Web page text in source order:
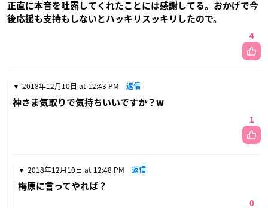
正直に本音を吐露してくれたことには感謝してる。おかげで今
後応援も支持もしないとハッキリスッキリしたので。
4
2018年12月10日 at 12:43 PM 返信
神さま気取りで気持ちいいですか？w
1
2018年12月10日 at 12:48 PM 返信
梅原に言ってやれば？
0